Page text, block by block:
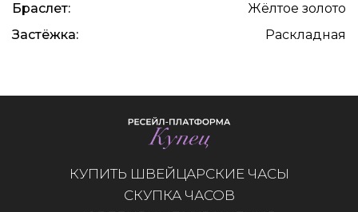
Браслет:
Жёлтое золото
Застёжка:
Раскладная
КУПИТЬ ШВЕЙЦАРСКИЕ ЧАСЫ
СКУПКА ЧАСОВ